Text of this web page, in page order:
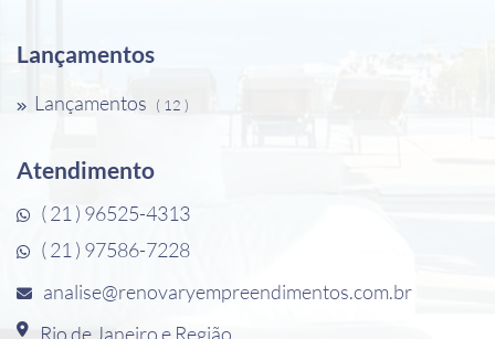
Lançamentos
Lançamentos ( 12 )
Atendimento
( 21 ) 96525-4313
( 21 ) 97586-7228
analise@renovaryempreendimentos.com.br
Rio de Janeiro e Região